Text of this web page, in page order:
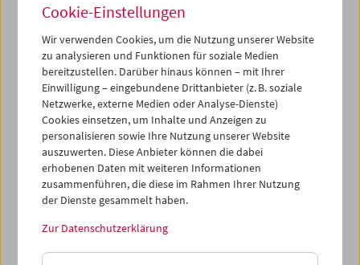
24
25 26 27
31
01 02 03 04 05 06
iCalender
Programmheft-PDF
English language or subtitles
< Vorherige Woche
Mo 10.5.
Cookie-Einstellungen
Wir verwenden Cookies, um die Nutzung unserer Website
zu analysieren und Funktionen für soziale Medien
bereitzustellen. Darüber hinaus können – mit Ihrer
Einwilligung – eingebundene Drittanbieter (z. B. soziale
Netzwerke, externe Medien oder Analyse-Dienste)
Cookies einsetzen, um Inhalte und Anzeigen zu
personalisieren sowie Ihre Nutzung unserer Website
auszuwerten. Diese Anbieter können die dabei
erhobenen Daten mit weiteren Informationen
zusammenführen, die diese im Rahmen Ihrer Nutzung
der Dienste gesammelt haben.
Zur Datenschutzerklärung